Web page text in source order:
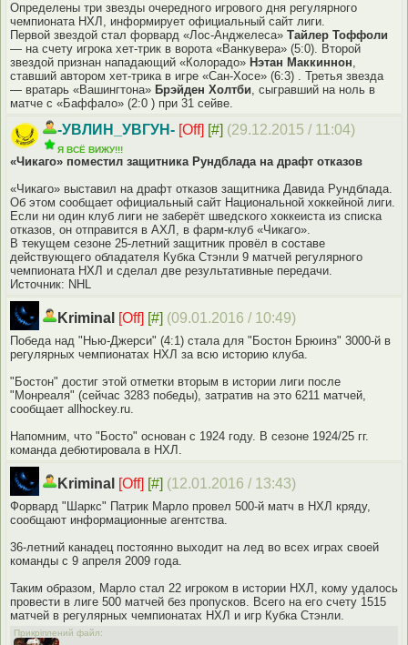
Определены три звезды очередного игрового дня регулярного
чемпионата НХЛ, информирует официальный сайт лиги.
Первой звездой стал форвард «Лос-Анджелеса» Тайлер Тоффоли
— на счету игрока хет-трик в ворота «Ванкувера» (5:0). Второй
звездой признан нападающий «Колорадо» Нэтан Маккиннон,
ставший автором хет-трика в игре «Сан-Хосе» (6:3) . Третья звезда
— вратарь «Вашингтона» Брэйден Холтби, сыгравший на ноль в
матче с «Баффало» (2:0 ) при 31 сейве.
-УВЛИН_УВГУН- [Off] [#] (29.12.2015 / 11:04)
Я ВСЁ ВИЖУ!!!
«Чикаго» поместил защитника Рундблада на драфт отказов
«Чикаго» выставил на драфт отказов защитника Давида Рундблада.
Об этом сообщает официальный сайт Национальной хоккейной лиги.
Если ни один клуб лиги не заберёт шведского хоккеиста из списка
отказов, он отправится в АХЛ, в фарм-клуб «Чикаго».
В текущем сезоне 25-летний защитник провёл в составе
действующего обладателя Кубка Стэнли 9 матчей регулярного
чемпионата НХЛ и сделал две результативные передачи.
Источник: NHL
Kriminal [Off] [#] (09.01.2016 / 10:49)
Победа над "Нью-Джерси" (4:1) стала для "Бостон Брюинз" 3000-й в
регулярных чемпионатах НХЛ за всю историю клуба.
"Бостон" достиг этой отметки вторым в истории лиги после
"Монреаля" (сейчас 3283 победы), затратив на это 6211 матчей,
сообщает allhockey.ru.
Напомним, что "Босто" основан с 1924 году. В сезоне 1924/25 гг.
команда дебютировала в НХЛ.
Kriminal [Off] [#] (12.01.2016 / 13:43)
Форвард "Шаркс" Патрик Марло провел 500-й матч в НХЛ кряду,
сообщают информационные агентства.
36-летний канадец постоянно выходит на лед во всех играх своей
команды с 9 апреля 2009 года.
Таким образом, Марло стал 22 игроком в истории НХЛ, кому удалось
провести в лиге 500 матчей без пропусков. Всего на его счету 1515
матчей в регулярных чемпионатах НХЛ и игр Кубка Стэнли.
Прикріплений файл: